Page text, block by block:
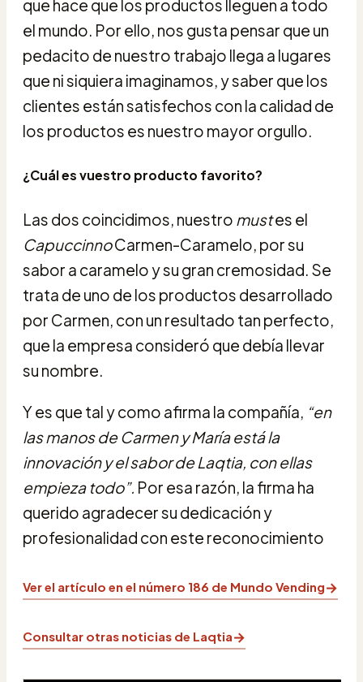
que hace que los productos lleguen a todo
el mundo. Por ello, nos gusta pensar que un
pedacito de nuestro trabajo llega a lugares
que ni siquiera imaginamos, y saber que los
clientes están satisfechos con la calidad de
los productos es nuestro mayor orgullo.
¿Cuál es vuestro producto favorito?
Las dos coincidimos, nuestro mustes el
CapuccinnoCarmen-Caramelo, por su
sabor a caramelo y su gran cremosidad. Se
trata de uno de los productos desarrollado
por Carmen, con un resultado tan perfecto,
que la empresa consideró que debía llevar
su nombre.
Y es que tal y como afirma la compañía, “en
lasmanos de Carmen y María está la
innovación y elsabor de Laqtia, con ellas
empieza todo”. Por esa razón, la firma ha
querido agradecer su dedicación y
profesionalidad con este reconocimiento
Ver el artículo en el número 186 de Mundo Vending→
Consultar otras noticias de Laqtia→